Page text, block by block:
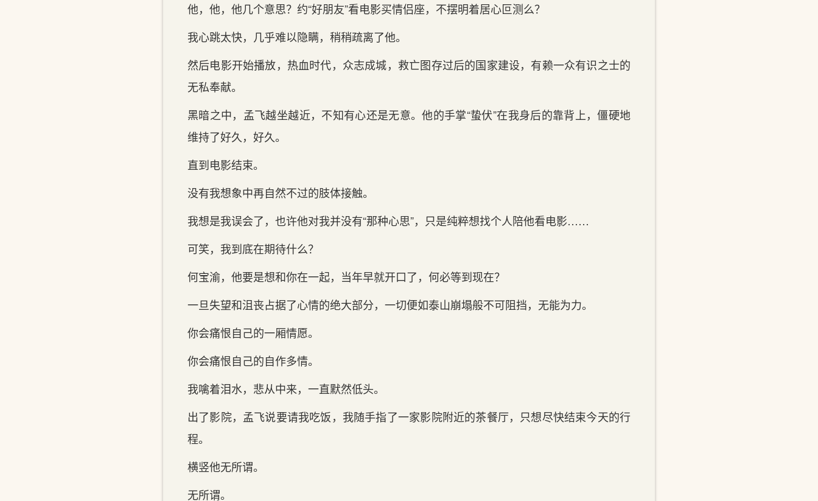
他，他，他几个意思？约“好朋友”看电影买情侣座，不摆明着居心叵测么？
我心跳太快，几乎难以隐瞒，稍稍疏离了他。
然后电影开始播放，热血时代，众志成城，救亡图存过后的国家建设，有赖一众有识之士的
无私奉献。
黑暗之中，孟飞越坐越近，不知有心还是无意。他的手掌“蛰伏”在我身后的靠背上，僵硬地
维持了好久，好久。
直到电影结束。
没有我想象中再自然不过的肢体接触。
我想是我误会了，也许他对我并没有“那种心思”，只是纯粹想找个人陪他看电影……
可笑，我到底在期待什么？
何宝渝，他要是想和你在一起，当年早就开口了，何必等到现在？
一旦失望和沮丧占据了心情的绝大部分，一切便如泰山崩塌般不可阻挡，无能为力。
你会痛恨自己的一厢情愿。
你会痛恨自己的自作多情。
我噙着泪水，悲从中来，一直默然低头。
出了影院，孟飞说要请我吃饭，我随手指了一家影院附近的茶餐厅，只想尽快结束今天的行
程。
横竖他无所谓。
无所谓。